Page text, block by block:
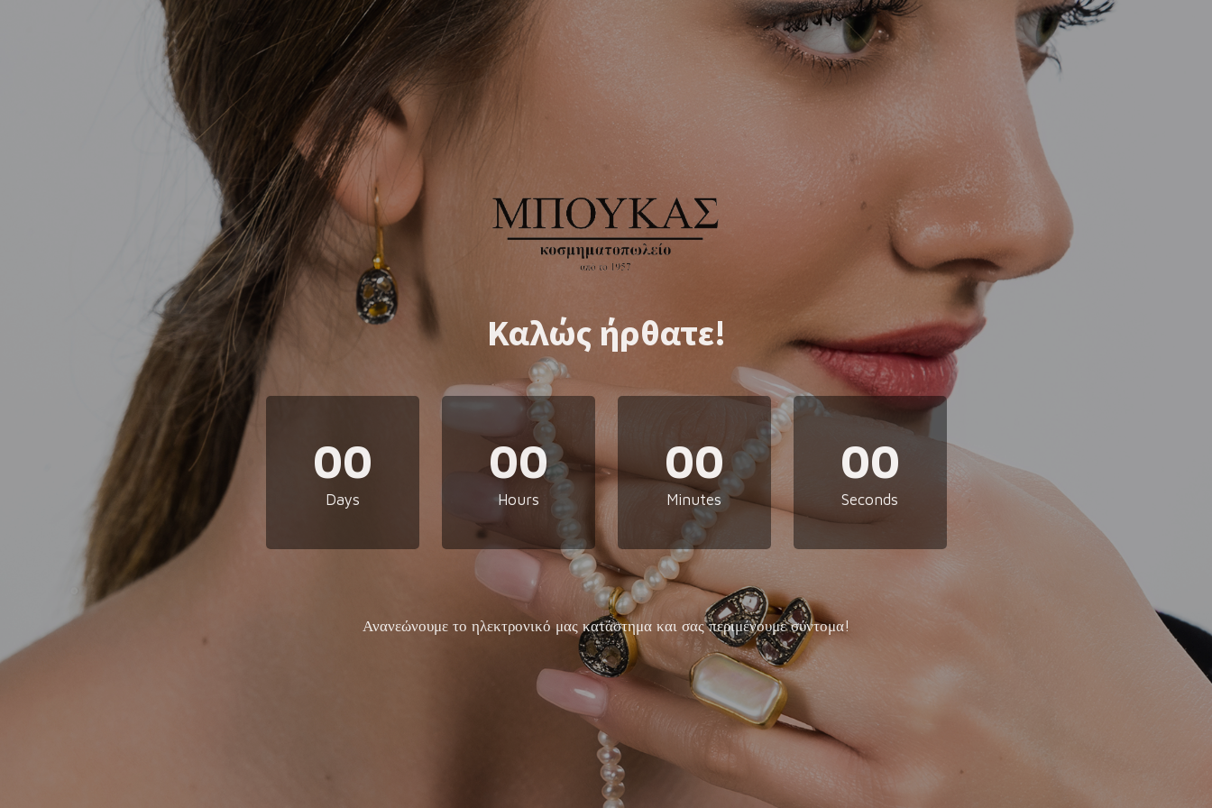
Καλώς ήρθατε!
00
Days
00
Hours
00
Minutes
00
Seconds
Ανανεώνουμε το ηλεκτρονικό μας κατάστημα και σας περιμένουμε σύντομα!